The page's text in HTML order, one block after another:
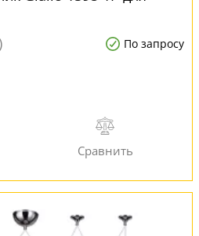
По запросу